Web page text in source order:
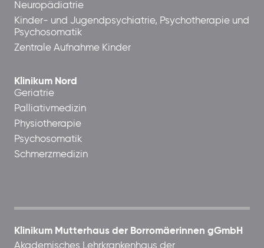
Neuropädiatrie
Kinder- und Jugendpsychiatrie, Psychotherapie und
Psychosomatik
Zentrale Aufnahme Kinder
Klinikum Nord
Geriatrie
Palliativmedizin
Physiotherapie
Psychosomatik
Schmerzmedizin
Klinikum Mutterhaus der Borromäerinnen gGmbH